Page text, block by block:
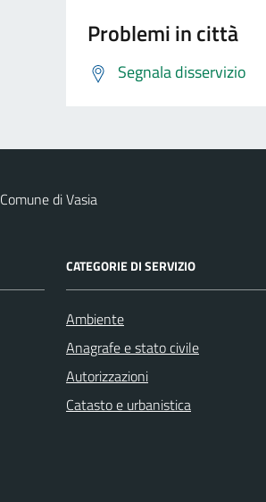
Problemi in città
Segnala disservizio
Comune di Vasia
CATEGORIE DI SERVIZIO
Ambiente
Anagrafe e stato civile
Autorizzazioni
Catasto e urbanistica